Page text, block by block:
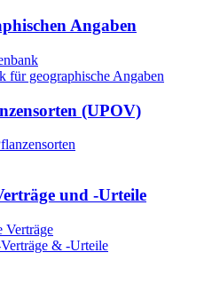
Angaben
für geographische Angaben
(UPOV)
und -Urteile
Verträge
& -Urteile